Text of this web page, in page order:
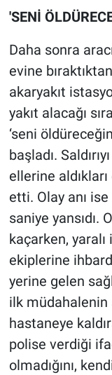
'SENİ
Daha sonra
evine
akaryakıt
yakıt alacağı
‘seni
başladı.
ellerine
etti. Olay anı
saniye yansıdı.
kaçarken, yaralı
ekiplerine
yerine gelen
ilk müdahalenin
hastaneye
polise verdiği
olmadığını,
Kültür Sanat
Ne demişti
Nedir
Popüler
Programlar
Sağlık
Spor
Teknoloji
Türkiye'nin